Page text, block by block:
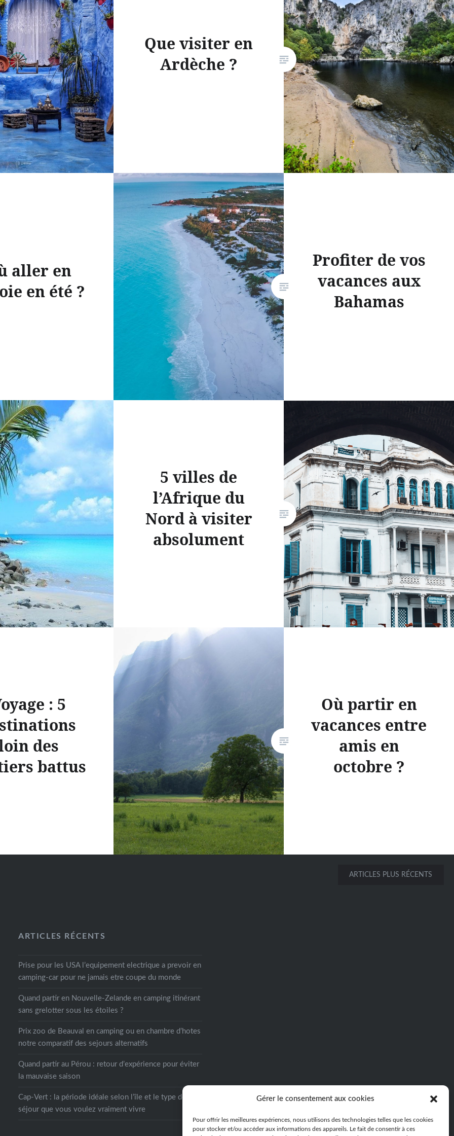
Gérer le consentement aux cookies
Pour offrir les meilleures expériences, nous utilisons des technologies telles que les cookies
pour stocker et/ou accéder aux informations des appareils. Le fait de consentir à ces
Que visiter en
Ardèche ?
aller en
en été ?
Profiter de vos
vacances aux
Bahamas
5 villes de
l’Afrique du
Nord à visiter
absolument
: 5
des
battus
Où partir en
vacances entre
amis en
octobre ?
ARTICLES PLUS RÉCENTS
ARTICLES RÉCENTS
Prise pour les USA l’equipement electrique a prevoir en
camping-car pour ne jamais etre coupe du monde
Quand partir en Nouvelle-Zelande en camping itinérant
sans grelotter sous les étoiles ?
Prix zoo de Beauval en camping ou en chambre d’hotes
notre comparatif des sejours alternatifs
Quand partir au Pérou : retour d’expérience pour éviter
la mauvaise saison
Cap-Vert : la période idéale selon l’île et le type de
séjour que vous voulez vraiment vivre